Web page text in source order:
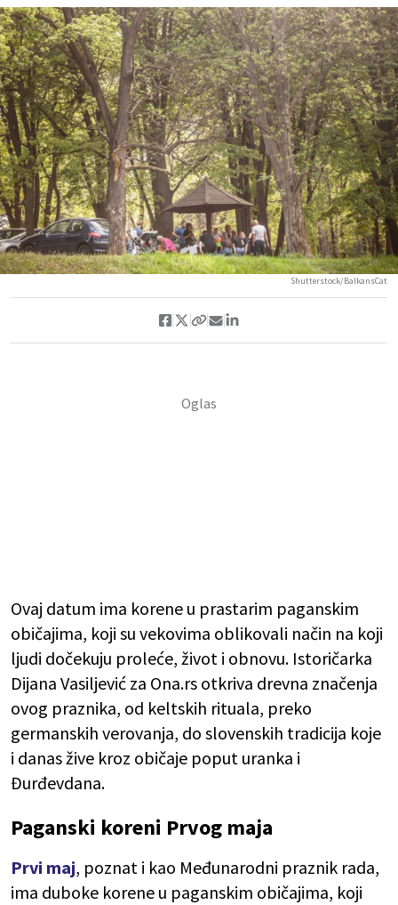
Shutterstock/BalkansCat
Ovaj datum ima korene u prastarim paganskim
običajima, koji su vekovima oblikovali način na koji
ljudi dočekuju proleće, život i obnovu. Istoričarka
Dijana Vasiljević za Ona.rs otkriva drevna značenja
ovog praznika, od keltskih rituala, preko
germanskih verovanja, do slovenskih tradicija koje
i danas žive kroz običaje poput uranka i
Đurđevdana.
Paganski koreni Prvog maja
Prvi maj, poznat i kao Međunarodni praznik rada,
ima duboke korene u paganskim običajima, koji